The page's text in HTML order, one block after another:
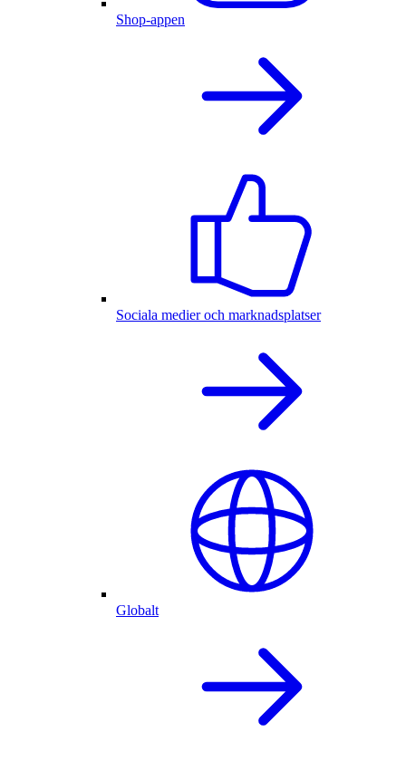
Shop-appen
Sociala medier och marknadsplatser
Globalt